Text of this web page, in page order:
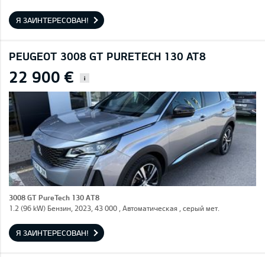
Я ЗАИНТЕРЕСОВАН!
PEUGEOT 3008 GT PURETECH 130 AT8
22 900 € i
3008 GT PureTech 130 AT8
1.2 (96 kW) Бензин, 2023, 43 000 , Автоматическая , серый мет.
Я ЗАИНТЕРЕСОВАН!